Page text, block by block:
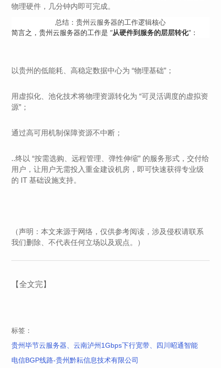
物理硬件，几分钟内即可完成。
总结：贵州云服务器的工作逻辑核心
简言之，贵州云服务器的工作是 “从硬件到服务的层层转化”：
以贵州的低能耗、高稳定数据中心为 “物理基础”；
用虚拟化、池化技术将物理资源转化为 “可灵活调度的虚拟资
源”；
通过高可用机制保障资源不中断；
..终以 “按需选购、远程管理、弹性伸缩” 的服务形式，交付给
用户，让用户无需投入重金建设机房，即可快速获得专业级
的 IT 基础设施支持。
（声明：本文来源于网络，仅供参考阅读，涉及侵权请联系
我们删除、不代表任何立场以及观点。）
【全文完】
标签：
贵州毕节云服务器、云南泸州1Gbps下行宽带、四川昭通智能
电信BGP线路-贵州黔耘信息技术有限公司